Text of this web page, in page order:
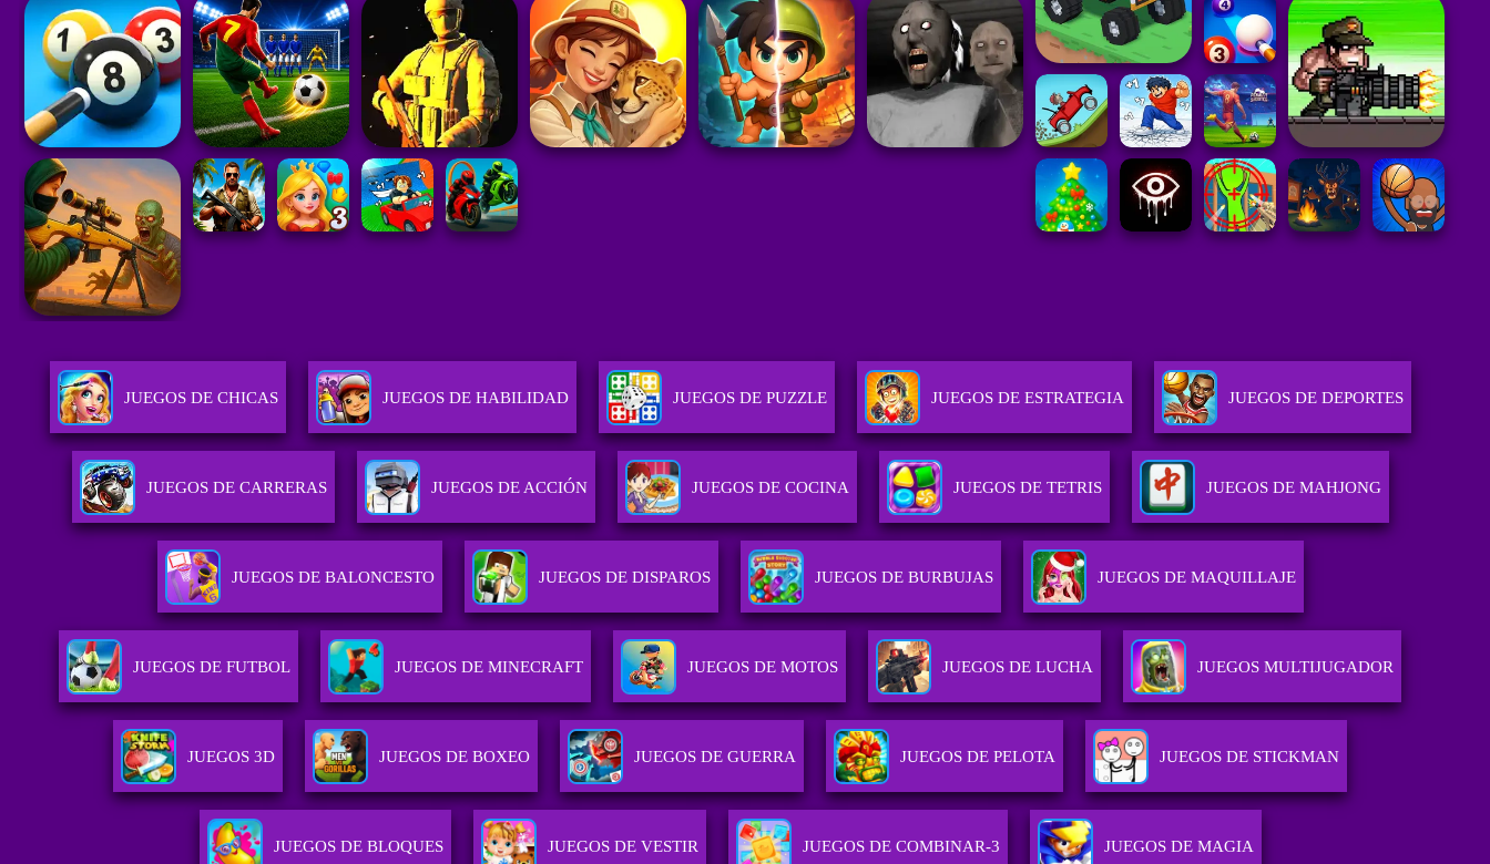
JUEGOS DE CHICAS JUEGOS DE HABILIDAD JUEGOS DE PUZZLE JUEGOS DE ESTRATEGIA JUEGOS DE DEPORTES
JUEGOS DE CARRERAS JUEGOS DE ACCIÓN JUEGOS DE COCINA JUEGOS DE TETRIS JUEGOS DE MAHJONG
JUEGOS DE BALONCESTO JUEGOS DE DISPAROS JUEGOS DE BURBUJAS JUEGOS DE MAQUILLAJE
JUEGOS DE FUTBOL JUEGOS DE MINECRAFT JUEGOS DE MOTOS JUEGOS DE LUCHA JUEGOS MULTIJUGADOR
JUEGOS 3D JUEGOS DE BOXEO JUEGOS DE GUERRA JUEGOS DE PELOTA JUEGOS DE STICKMAN
JUEGOS DE BLOQUES JUEGOS DE VESTIR JUEGOS DE COMBINAR-3 JUEGOS DE MAGIA